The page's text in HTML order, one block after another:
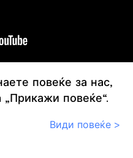
повеќе за нас,
повеќе“.
Види повеќе >